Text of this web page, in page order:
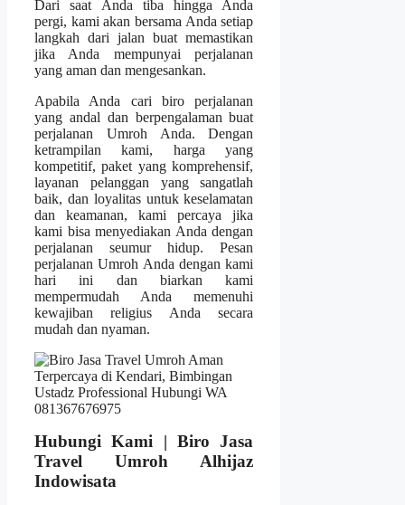
Dari saat Anda tiba hingga Anda
pergi, kami akan bersama Anda setiap
langkah dari jalan buat memastikan
jika Anda mempunyai perjalanan
yang aman dan mengesankan.
Apabila Anda cari biro perjalanan
yang andal dan berpengalaman buat
perjalanan Umroh Anda. Dengan
ketrampilan kami, harga yang
kompetitif, paket yang komprehensif,
layanan pelanggan yang sangatlah
baik, dan loyalitas untuk keselamatan
dan keamanan, kami percaya jika
kami bisa menyediakan Anda dengan
perjalanan seumur hidup. Pesan
perjalanan Umroh Anda dengan kami
hari ini dan biarkan kami
mempermudah Anda memenuhi
kewajiban religius Anda secara
mudah dan nyaman.
Hubungi Kami | Biro Jasa
Travel Umroh Alhijaz
Indowisata